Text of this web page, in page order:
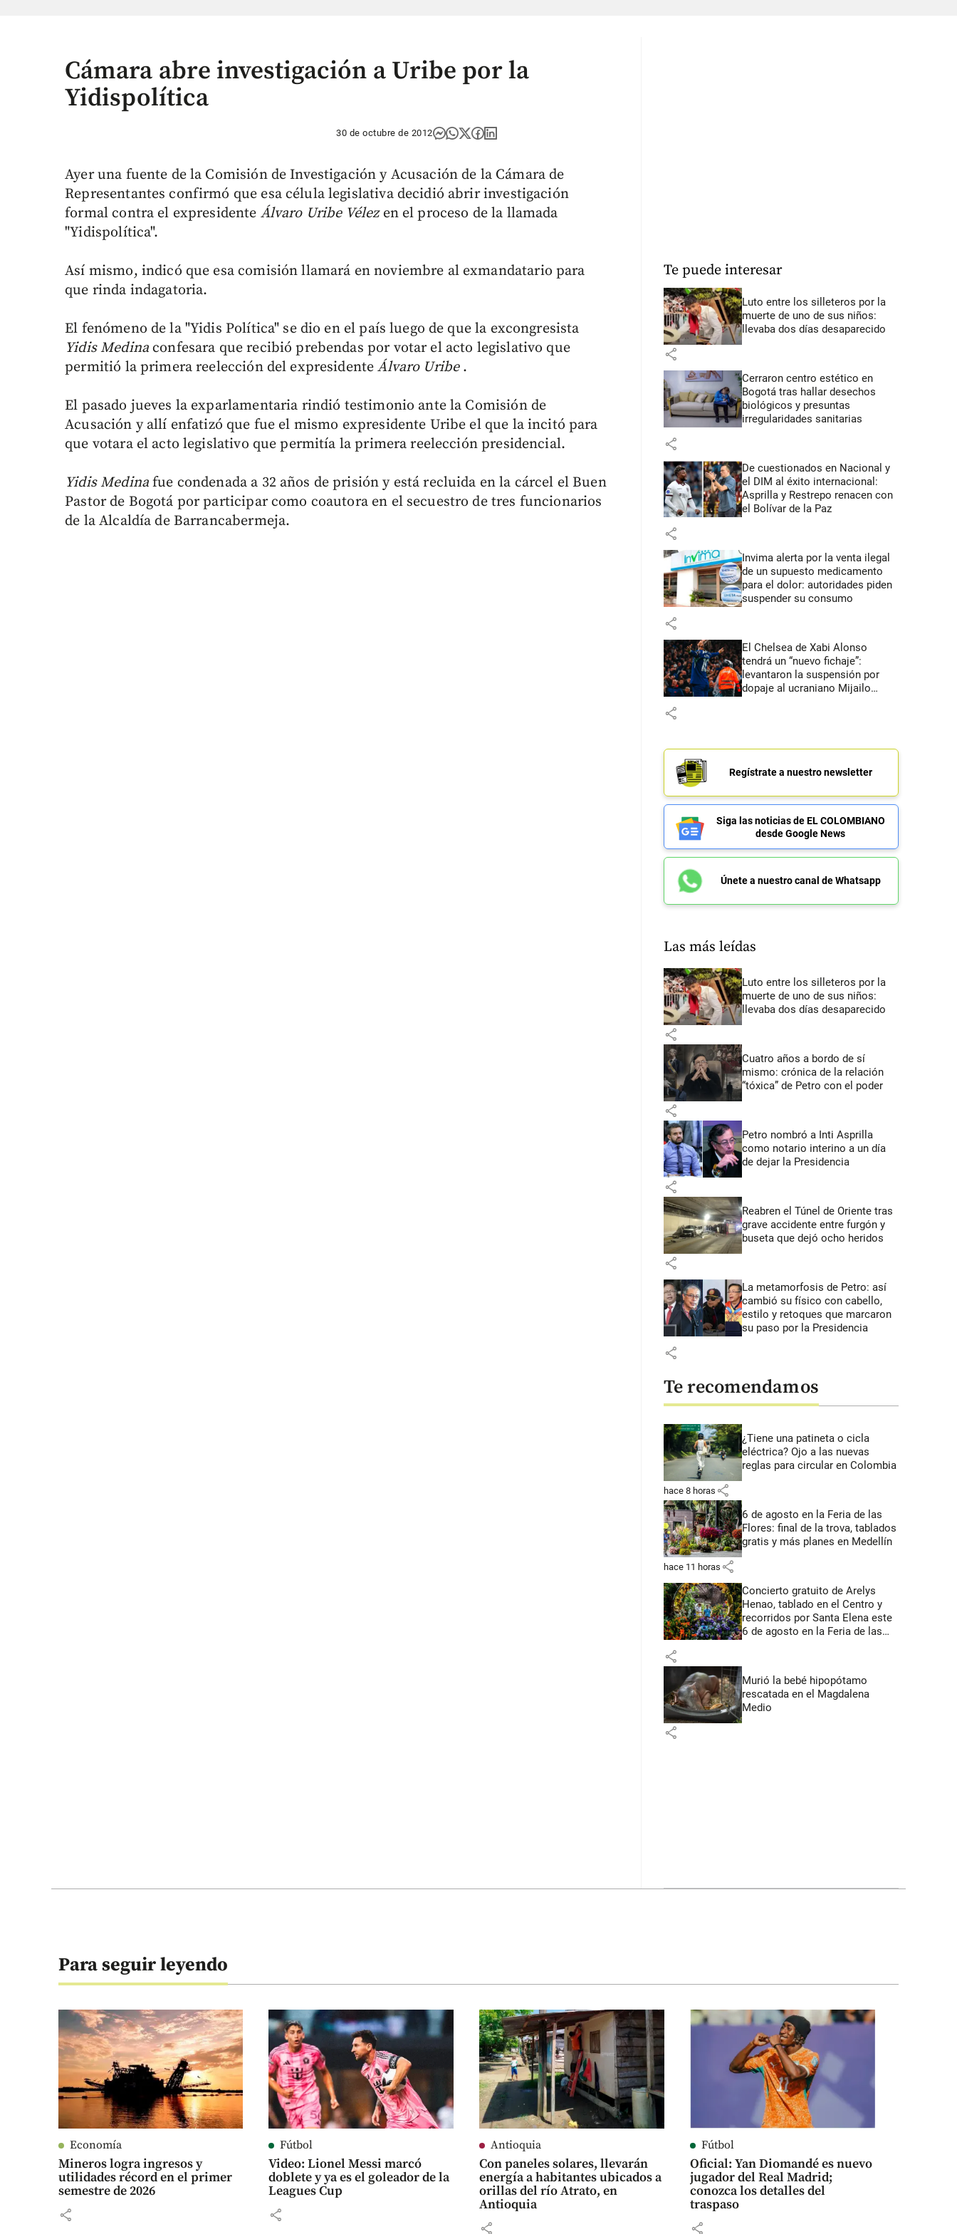
Cámara abre investigación a Uribe por la
Yidispolítica
30 de octubre de 2012
Ayer una fuente de la Comisión de Investigación y Acusación de la Cámara de
Representantes confirmó que esa célula legislativa decidió abrir investigación
formal contra el expresidente Álvaro Uribe Vélezen el proceso de la llamada
"Yidispolítica".
Así mismo, indicó que esa comisión llamará en noviembre al exmandatario para
que rinda indagatoria.
El fenómeno de la "Yidis Política" se dio en el país luego de que la excongresista
Yidis Medina confesara que recibió prebendas por votar el acto legislativo que
permitió la primera reelección del expresidenteÁlvaro Uribe.
El pasado jueves la exparlamentaria rindió testimonio ante la Comisión de
Acusación y allí enfatizó que fue el mismo expresidente Uribe el que la incitó para
que votara el acto legislativo que permitía la primera reelección presidencial.
Yidis Medinafue condenada a 32 años de prisión y está recluida en la cárcel el Buen
Pastor de Bogotá por participar como coautora en el secuestro de tres funcionarios
de la Alcaldía de Barrancabermeja.
Te puede interesar
Luto entre los silleteros por la
muerte de uno de sus niños:
llevaba dos días desaparecido
share
Cerraron centro estético en
Bogotá tras hallar desechos
biológicos y presuntas
irregularidades sanitarias
share
De cuestionados en Nacional y
el DIM al éxito internacional:
Asprilla y Restrepo renacen con
el Bolívar de la Paz
share
Invima alerta por la venta ilegal
de un supuesto medicamento
para el dolor: autoridades piden
suspender su consumo
share
El Chelsea de Xabi Alonso
tendrá un “nuevo fichaje”:
levantaron la suspensión por
dopaje al ucraniano Mijailo
share
Regístrate a nuestro newsletter
Siga las noticias de EL COLOMBIANO
desde Google News
Únete a nuestro canal de Whatsapp
Las más leídas
Luto entre los silleteros por la
muerte de uno de sus niños:
llevaba dos días desaparecido
share
Cuatro años a bordo de sí
mismo: crónica de la relación
“tóxica” de Petro con el poder
share
Petro nombró a Inti Asprilla
como notario interino a un día
de dejar la Presidencia
share
Reabren el Túnel de Oriente tras
grave accidente entre furgón y
buseta que dejó ocho heridos
share
La metamorfosis de Petro: así
cambió su físico con cabello,
estilo y retoques que marcaron
su paso por la Presidencia
share
Te recomendamos
¿Tiene una patineta o cicla
eléctrica? Ojo a las nuevas
reglas para circular en Colombia
hace 8 horas share
6 de agosto en la Feria de las
Flores: final de la trova, tablados
gratis y más planes en Medellín
hace 11 horas share
Concierto gratuito de Arelys
Henao, tablado en el Centro y
recorridos por Santa Elena este
6 de agosto en la Feria de las
share
Murió la bebé hipopótamo
rescatada en el Magdalena
Medio
share
Para seguir leyendo
Economía
Mineros logra ingresos y
utilidades récord en el primer
semestre de 2026
share
Fútbol
Video: Lionel Messi marcó
doblete y ya es el goleador de la
Leagues Cup
share
Antioquia
Con paneles solares, llevarán
energía a habitantes ubicados a
orillas del río Atrato, en
Antioquia
share
Fútbol
Oficial: Yan Diomandé es nuevo
jugador del Real Madrid;
conozca los detalles del
traspaso
share